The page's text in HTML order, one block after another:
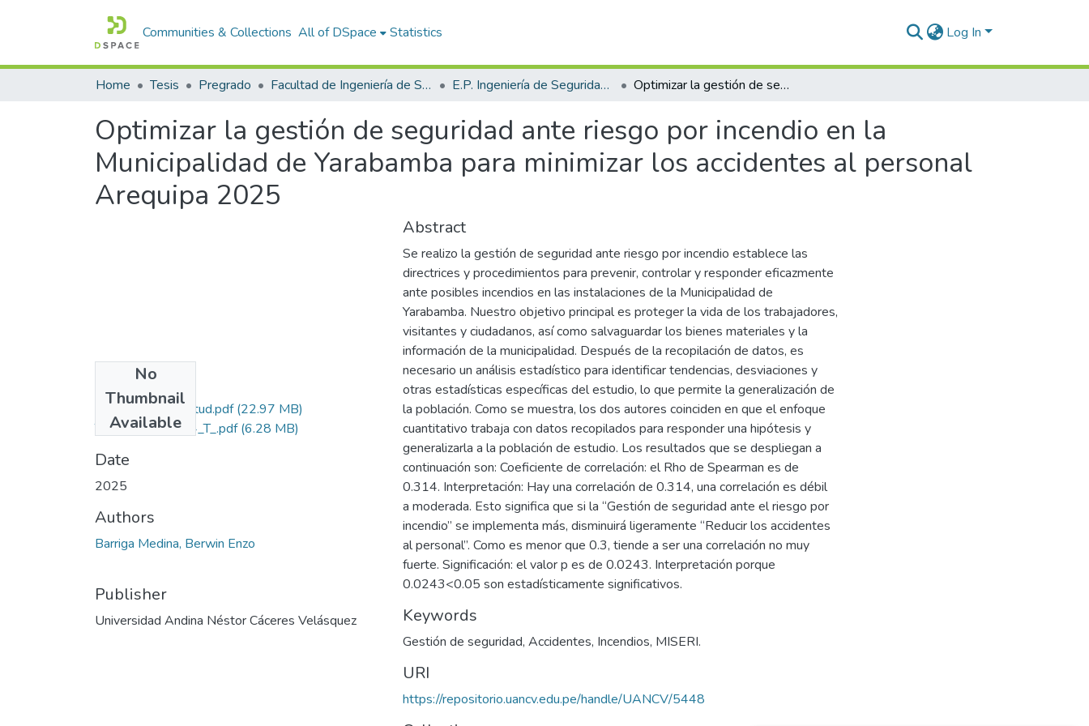
Communities & Collections All of DSpace Statistics Log In
Home Tesis Pregrado Facultad de Ingeniería de Sistemas E.P. Ingeniería de Seguridad y Gestión Minera Optimizar la gestión de seguridad ante riesgo por incendio en la Municipalidad de Yarabamba para minimizar los accidentes al personal Arequipa 2025
Optimizar la gestión de seguridad ante riesgo por incendio en la
Municipalidad de Yarabamba para minimizar los accidentes al personal
Arequipa 2025
No
Thumbnail
Available
Grado de Similitud.pdf(22.97 MB)
T036_71440884_T_.pdf(6.28 MB)
Date
2025
Authors
Barriga Medina, Berwin Enzo
Publisher
Universidad Andina Néstor Cáceres Velásquez
Abstract
Se realizo la gestión de seguridad ante riesgo por incendio establece las
directrices y procedimientos para prevenir, controlar y responder eficazmente
ante posibles incendios en las instalaciones de la Municipalidad de
Yarabamba. Nuestro objetivo principal es proteger la vida de los trabajadores,
visitantes y ciudadanos, así como salvaguardar los bienes materiales y la
información de la municipalidad. Después de la recopilación de datos, es
necesario un análisis estadístico para identificar tendencias, desviaciones y
otras estadísticas específicas del estudio, lo que permite la generalización de
la población. Como se muestra, los dos autores coinciden en que el enfoque
cuantitativo trabaja con datos recopilados para responder una hipótesis y
generalizarla a la población de estudio. Los resultados que se despliegan a
continuación son: Coeficiente de correlación: el Rho de Spearman es de
0.314. Interpretación: Hay una correlación de 0.314, una correlación es débil
a moderada. Esto significa que si la “Gestión de seguridad ante el riesgo por
incendio” se implementa más, disminuirá ligeramente “Reducir los accidentes
al personal”. Como es menor que 0.3, tiende a ser una correlación no muy
fuerte. Significación: el valor p es de 0.0243. Interpretación porque
0.0243<0.05 son estadísticamente significativos.
Keywords
Gestión de seguridad, Accidentes, Incendios, MISERI.
URI
https://repositorio.uancv.edu.pe/handle/UANCV/5448